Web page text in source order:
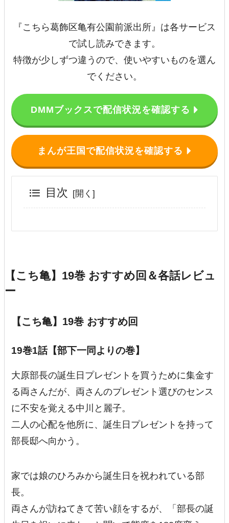
『こちら葛飾区亀有公園前派出所』は各サービス
で試し読みできます。
特徴が少しずつ違うので、使いやすいものを選ん
でください。
DMMブックスで配信状況を確認する
まんが王国で配信状況を確認する
目次
【こち亀】19巻 おすすめ回＆各話レビュ
ー
【こち亀】19巻 おすすめ回
19巻1話【部下一同よりの巻】
大原部長の誕生日プレゼントを買うために集金す
る両さんだが、両さんのプレゼント選びのセンス
に不安を覚える中川と麗子。
二人の心配を他所に、誕生日プレゼントを持って
部長邸へ向かう。
家では娘のひろみから誕生日を祝われている部
長。
両さんが訪ねてきて苦い顔をするが、「部長の誕